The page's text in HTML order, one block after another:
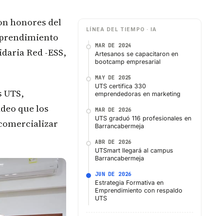
honores del
Red -ESS,
que los
LÍNEA DEL TIEMPO · IA
MAR DE 2024
Artesanos se capacitaron en
bootcamp empresarial
MAY DE 2025
UTS certifica 330
emprendedoras en marketing
MAR DE 2026
UTS graduó 116 profesionales en
Barrancabermeja
ABR DE 2026
UTSmart llegará al campus
Barrancabermeja
JUN DE 2026
Estrategia Formativa en
Emprendimiento con respaldo
UTS